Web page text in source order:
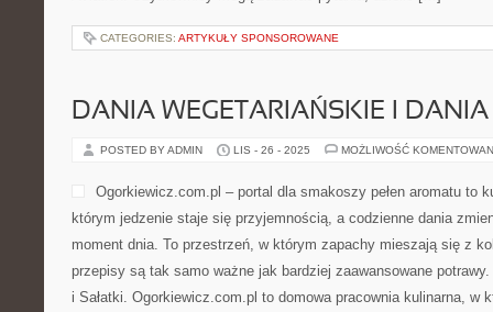
CATEGORIES: ARTYKUŁY SPONSOROWANE
DANIA WEGETARIAŃSKIE I
POSTED BY ADMIN LIS - 26 - 2025 MOŻLIWOŚĆ
Ogorkiewicz.com.pl – portal dla smakoszy pełen aromatu to
którym jedzenie staje się przyjemnością, a codzienne dania
moment dnia. To przestrzeń, w którym zapachy mieszają się z
przepisy są tak samo ważne jak bardziej zaawansowane
i Sałatki. Ogorkiewicz.com.pl to domowa pracownia kulinarna, w